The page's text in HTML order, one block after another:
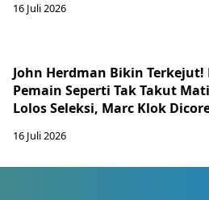
16 Juli 2026
John Herdman Bikin Terkejut!
Pemain Seperti Tak Takut
Lolos Seleksi, Marc Klok
16 Juli 2026